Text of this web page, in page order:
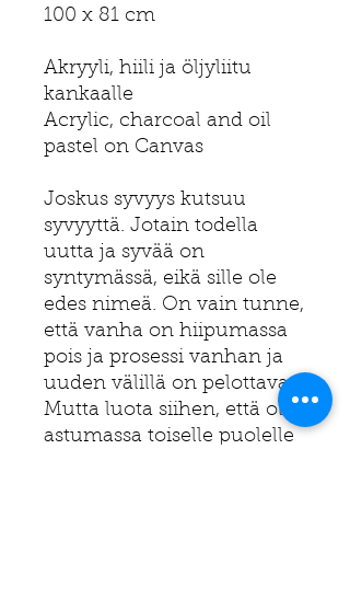
100 x 81 cm
Akryyli, hiili ja öljyliitu
kankaalle
Acrylic, charcoal and oil
pastel on Canvas
Joskus syvyys kutsuu
syvyyttä. Jotain todella
uutta ja syvää on
syntymässä, eikä sille ole
edes nimeä. On vain tunne,
että vanha on hiipumassa
pois ja prosessi vanhan ja
uuden välillä on pelottava.
Mutta luota siihen, että olet
astumassa toiselle puolelle